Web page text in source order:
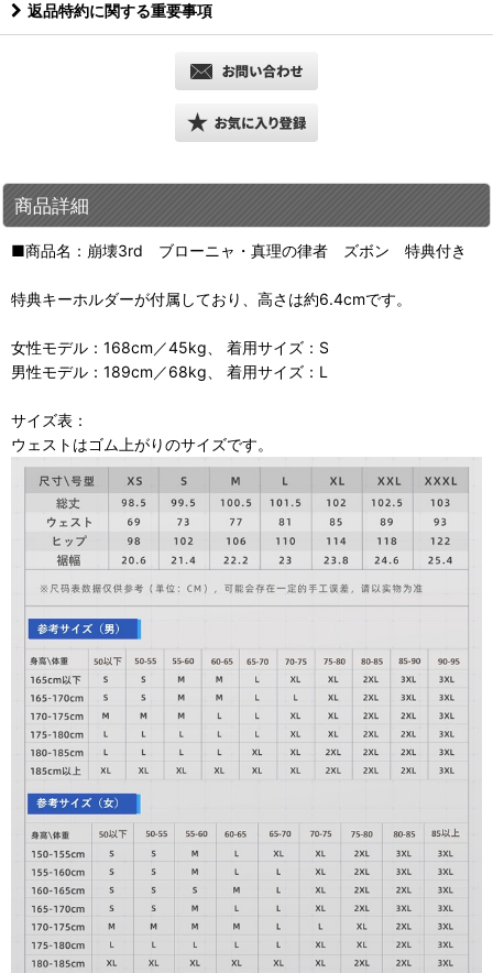
返品特約に関する重要事項
商品詳細
■商品名：崩壊3rd ブローニャ・真理の律者 ズボン 特典付き
特典キーホルダーが付属しており、高さは約6.4cmです。
女性モデル：168cm／45kg、 着用サイズ：S
男性モデル：189cm／68kg、 着用サイズ：L
サイズ表：
ウェストはゴム上がりのサイズです。